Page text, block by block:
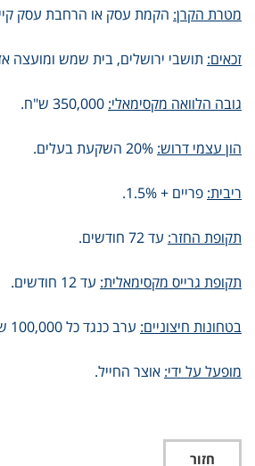
מטרת הקרן: הקמת עסק או הרחבת עסק
זכאים: תושבי ירושלים, בית שמש ומועצה
גובה הלוואה מקסימאלי:
הון עצמי דרוש:
ריבית: פריים + 1.5%.
תקופת החזר: עד 72 חודשים.
תקופת גרייס מקסימאלית: עד 12 חודשים.
בטחונות חיצוניים: ערב כנגד כל 100,000 ש"ח.
מופעל על ידי: אוצר החייל.
חזור